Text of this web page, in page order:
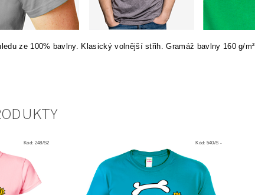
ze 100% bavlny. Klasický volnější střih. Gramáž bavlny 160 g/m².
Kód: 248/S2 Kód: 540/S -